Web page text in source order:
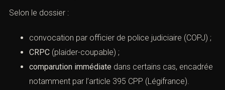
Selon le dossier :
convocation par officier de police judiciaire (COPJ) ;
CRPC (plaider-coupable) ;
comparution immédiate dans certains cas, encadrée
notamment par l’article 395 CPP (Légifrance).